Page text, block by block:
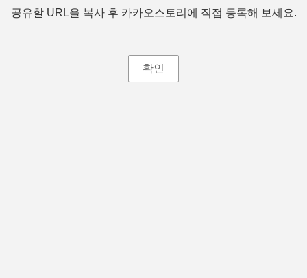
공유할 URL을 복사 후 카카오스토리에 직접 등록해 보세요.
확인